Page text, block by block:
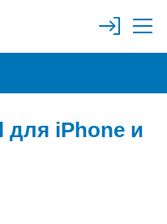
для iPhone и